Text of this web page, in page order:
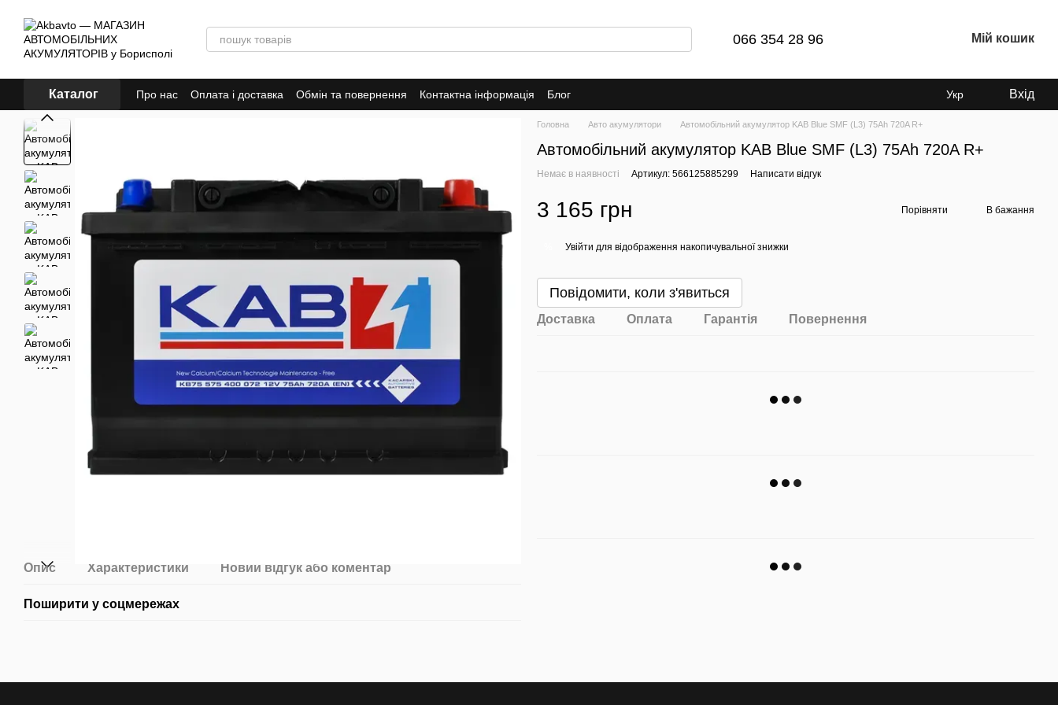
066 354 28 96 Мій кошик
Каталог Про нас Оплата і доставка Обмін та повернення Контактна інформація Блог Укр Вхід
Опис Характеристики Новий відгук або коментар
Поширити у соцмережах
Головна Авто акумулятори Автомобільний акумулятор KAB Blue SMF (L3) 75Ah 720A R+
Автомобільний акумулятор KAB Blue SMF (L3) 75Ah 720A R+
Немає в наявності Артикул: 566125885299 Написати відгук
3 165 грн Порівняти В бажання
Увійти для відображення накопичувальної знижки
Повідомити, коли з'явиться
Доставка Оплата Гарантія Повернення